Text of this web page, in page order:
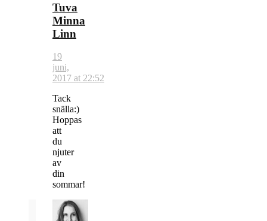
Tuva
Minna
Linn
19
juni,
2017 at 22:52
Tack
snälla:)
Hoppas
att
du
njuter
av
din
sommar!